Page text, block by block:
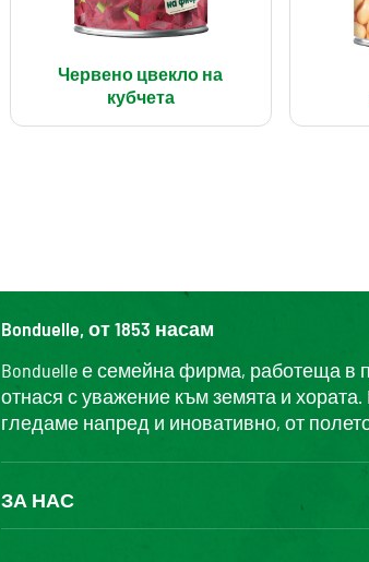
Червено цвекло на
кубчета
Bonduelle, от 1853 насам
Bonduelle е семейна фирма, работеща в
отнася с уважение към земята и
гледаме напред и иновативно, от
ЗА НАС